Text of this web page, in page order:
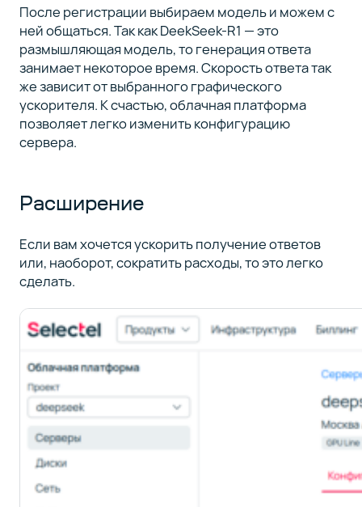
После регистрации выбираем модель и можем с
ней общаться. Так как DeekSeek-R1 — это
размышляющая модель, то генерация ответа
занимает некоторое время. Скорость ответа так
же зависит от выбранного графического
ускорителя. К счастью, облачная платформа
позволяет легко изменить конфигурацию
сервера.
Расширение
Если вам хочется ускорить получение ответов
или, наоборот, сократить расходы, то это легко
сделать.